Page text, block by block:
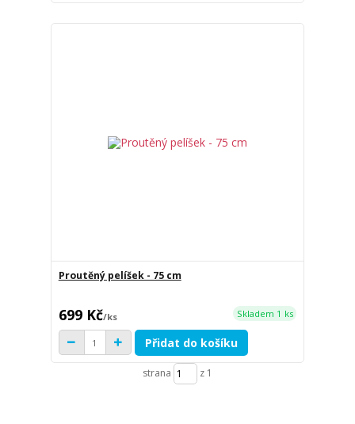
Proutěný pelíšek - 75 cm
699 Kč/ks Skladem 1 ks
Přidat do košíku
strana z 1